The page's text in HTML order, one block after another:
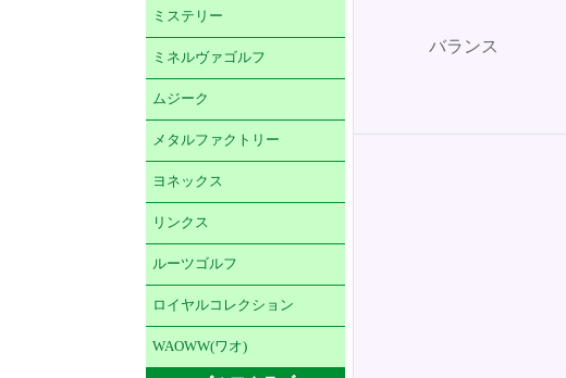
ミステリー
ミネルヴァゴルフ
ムジーク
メタルファクトリー
ヨネックス
リンクス
ルーツゴルフ
ロイヤルコレクション
WAOWW(ワオ)
バランス